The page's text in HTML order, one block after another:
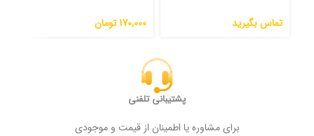
تماس بگیرید 170,000تومان
پشتیبانی تلفنی
برای مشاوره یا اطمینان از قیمت و موجودی